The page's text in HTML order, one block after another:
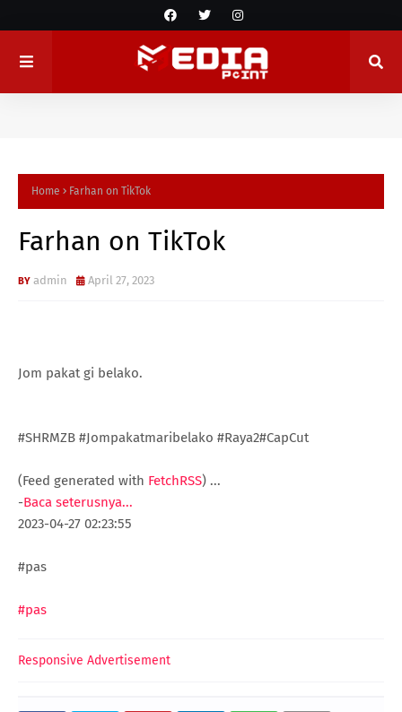
Home Farhan on TikTok
Farhan on TikTok
admin April 27, 2023
Jom pakat gi belako.
#SHRMZB #Jompakatmaribelako #Raya2#CapCut
(Feed generated with FetchRSS) ...
-Baca seterusnya...
2023-04-27 02:23:55
#pas
#pas
Responsive Advertisement